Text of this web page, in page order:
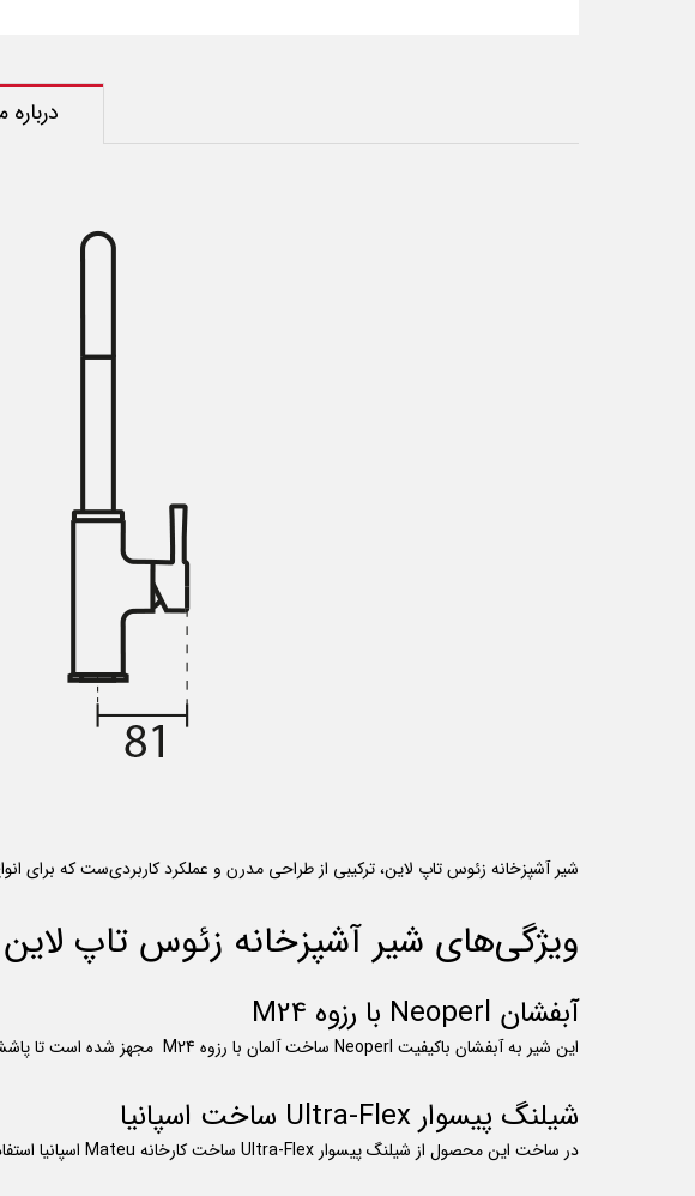
شیر آشپزخانه زئوس تاپ لاین، ترکیبی از طراحی مدرن و عملکرد کاربردی‌ست که
ویژگی‌های شیر آشپزخانه زئوس تاپ لاین
آبفشان Neoperl با رزوه M24
این شیر به آبفشان باکیفیت Neoperl ساخت آلمان با رزوه M24 مجهز شده است تا پاششی یکنواخت، بی‌صدا و با مصرف آب بهینه فراهم کند.
شیلنگ پیسوار Ultra-Flex ساخت اسپانیا
در ساخت این محصول از شیلنگ پیسوار Ultra-Flex ساخت کارخانه Mateu اسپانیا استفاده شده است که در برابر فشار بالا و دمای زیاد مقاوم است و با استانداردهای اروپایی هم‌خوانی دارد.